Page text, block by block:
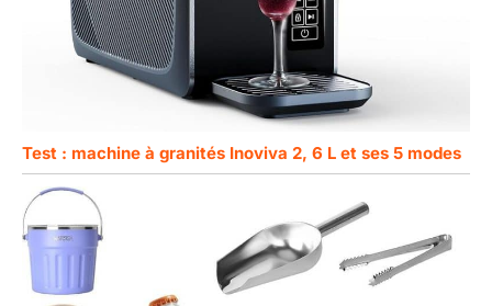
Test : machine à granités Inoviva 2, 6 L et ses 5 modes